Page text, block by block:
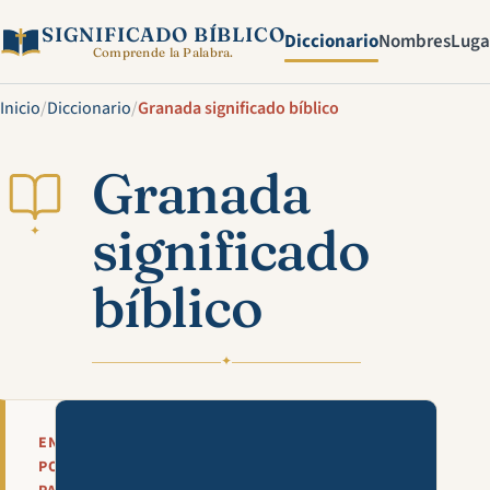
SIGNIFICADO BÍBLICO
Comprende la Palabra. DiccionarioNombres
Inicio/Diccionario/Granada significado bíblico
✦
Granada
significado
bíblico
✦
EN
POCAS
Mira esta explicación en